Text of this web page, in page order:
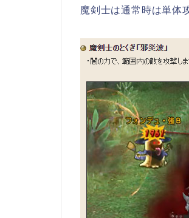
魔剣士は通常時は単体